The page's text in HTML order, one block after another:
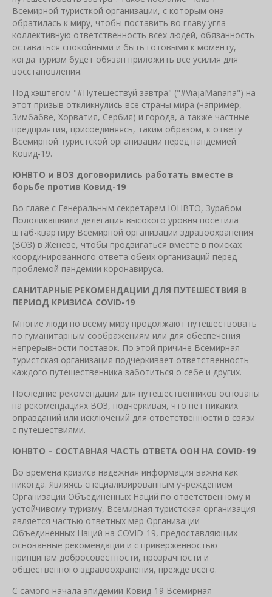
Всемирной туристкой организации, с которым она
обратилась к миру, чтобы поставить во главу угла
коллективную ответственность всех людей, обязанность
оставаться спокойными и быть готовыми к моменту,
когда туризм будет обязан приложить все усилия для
восстановления.
Под хэштегом "#Путешествуй завтра" ("#ViajaMañana") на
этот призыв откликнулись все страны мира (например,
Зимбабве, Хорватия, Сербия) и города, а также частные
предприятия, присоединяясь, таким образом, к ответу
Всемирной туристской организации перед пандемией
Ковид-19.
ЮНВТО и ВОЗ договорились работать вместе в
борьбе против Ковид-19
Во главе с Генеральным секретарем ЮНВТО, Зурабом
Пололикашвили делегация высокого уровня посетила
штаб-квартиру Всемирной организации здравоохранения
(ВОЗ) в Женеве, чтобы продвигаться вместе в поисках
координированного ответа обеих организаций перед
проблемой пандемии коронавируса.
САНИТАРНЫЕ РЕКОМЕНДАЦИИ ДЛЯ ПУТЕШЕСТВИЯ В
ПЕРИОД КРИЗИСА COVID-19
Многие люди по всему миру продолжают путешествовать
по гуманитарным соображениям или для обеспечения
непрерывности поставок. По этой причине Всемирная
туристская организация подчеркивает ответственность
каждого путешественника заботиться о себе и других.
Последние рекомендации для путешественников основаны
на рекомендациях ВОЗ, подчеркивая, что нет никаких
оправданий или исключений для ответственности в связи
с путешествиями.
ЮНВТО – СОСТАВНАЯ ЧАСТЬ ОТВЕТА ООН НА COVID-19
Во времена кризиса надежная информация важна как
никогда. Являясь специализированным учреждением
Организации Объединенных Наций по ответственному и
устойчивому туризму, Всемирная туристская организация
является частью ответных мер Организации
Объединенных Наций на COVID-19, предоставляющих
основанные рекомендации и с приверженностью
принципам добросовестности, прозрачности и
общественного здравоохранения, прежде всего.
С самого начала эпидемии Ковид-19 Всемирная